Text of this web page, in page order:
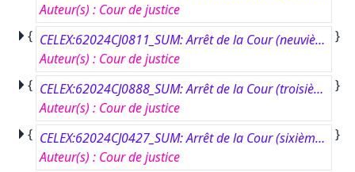
Auteur(s) : Cour de justice
{
CELEX:62024CJ0811_SUM: Arrêt de la Cour (neuvième chambre) du 23 avril 2026.#Pescheria Il Granchio Blu di JC contre Ministero delle Imprese e del Made in Italy.#Renvoi préjudiciel – Aides de minimis – Règlement (UE) no 1407/2013 – Règlement (UE) no 1408/2013 – Règlement (UE) no 717/2014 – Champs d’application respectifs – Règlement (UE) no 1379/2013 – Secteur de la pêche et de l’aquaculture – Organisation commune des marchés – Entreprises opérant dans la production, la transformation et la commercialisation des produits halieutiques – Commerce de détail – Réglementation nationale prévoyant des aides de minimis en faveur des entreprises situées dans des zones touchées par des séismes.#Affaire C-811/24.
Auteur(s) : Cour de justice
}
{
CELEX:62024CJ0888_SUM: Arrêt de la Cour (troisième chambre) du 9 juillet 2026.#Adão da Fonseca-Engenheiros Consultores, Lda contre Metro do Porto, S.A. et Betar Consultores, Lda.#Renvoi préjudiciel – Marchés publics – Directive 2014/24/UE – Article 82 – Procédure relative à un concours – Absence d’audition préalable des candidats – Protection de l’anonymat – Droit d’être entendu.#Affaire C-888/24.
Auteur(s) : Cour de justice
}
{
CELEX:62024CJ0427_SUM: Arrêt de la Cour (sixième chambre) du 2 juillet 2026.#Zentrale zur Bekämpfung unlauteren Wettbewerbs Frankfurt am Main eV contre Diagramm Halbach GmbH &amp;amp; Co. KG.#Renvoi préjudiciel – Dispositifs médicaux – Règlement (UE) 2017/745 – Obligations des distributeurs avant la mise à disposition sur le marché – Bracelets d’identification destinés à être portés par des patients dans le domaine des soins de santé – Absence d’un marquage CE et d’une déclaration de conformité UE – Notion de “dispositif médical” – Notion de “destination”.#Affaire C-427/24.
Auteur(s) : Cour de justice
}